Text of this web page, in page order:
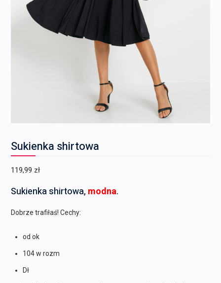
Sukienka shirtowa
119,99 zł
Sukienka shirtowa, modna.
Dobrze trafiłaś! Cechy:
od ok
104 w rozm
Dł